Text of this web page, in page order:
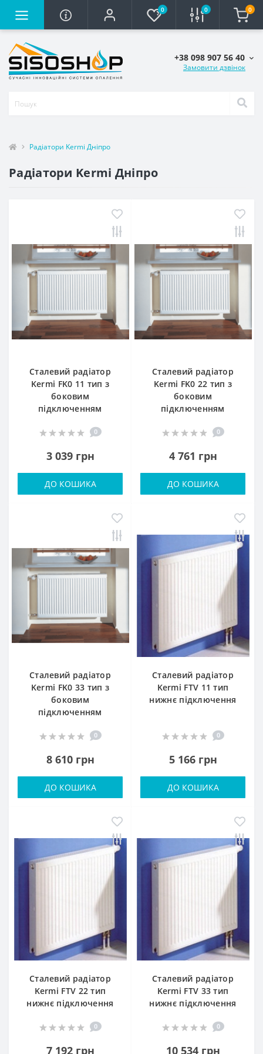
0 0 0
+38 098 907 56 40
Замовити дзвінок
Радіатори Kermi Дніпро
Радіатори Kermi Дніпро
Сталевий радіатор
Kermi FK0 11 тип з
боковим
підключенням
0
3 039 грн
ДО КОШИКА
Сталевий радіатор
Kermi FK0 22 тип з
боковим
підключенням
0
4 761 грн
ДО КОШИКА
Сталевий радіатор
Kermi FK0 33 тип з
боковим
підключенням
0
8 610 грн
ДО КОШИКА
Сталевий радіатор
Kermi FTV 11 тип
нижнє підключення
0
5 166 грн
ДО КОШИКА
Сталевий радіатор
Kermi FTV 22 тип
нижнє підключення
0
7 192 грн
Сталевий радіатор
Kermi FTV 33 тип
нижнє підключення
0
10 534 грн